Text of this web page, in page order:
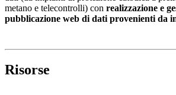
metano e telecontrolli) con realizzazione e
pubblicazione web di dati provenienti da
Risorse